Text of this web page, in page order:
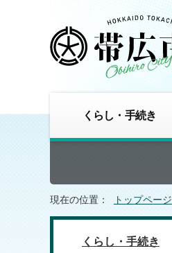
くらし・手続き
現在の位置： トップページ
くらし・手続き